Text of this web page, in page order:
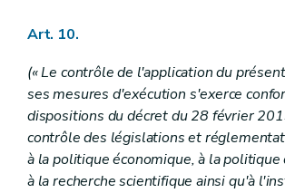
Art. 10.
(« Le contrôle de l'application du
ses mesures d'exécution s'exerce
dispositions du décret du 28 février
contrôle des législations et
à la politique économique, à la
à la recherche scientifique ainsi qu'à